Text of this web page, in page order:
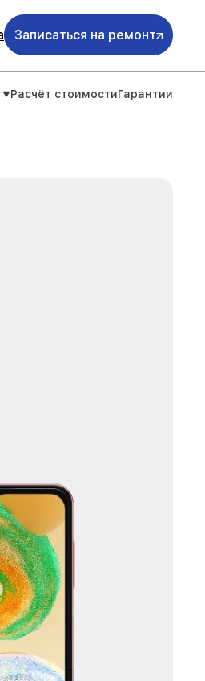
Записаться на ремонт
Расчёт стоимостиГарантии